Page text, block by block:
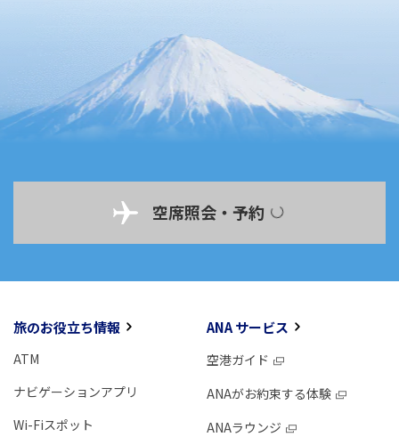
空席照会・予約
旅のお役立ち情報
ATM
ナビゲーションアプリ
Wi-Fiスポット
ANA サービス
空港ガイド
ANAがお約束する体験
ANAラウンジ